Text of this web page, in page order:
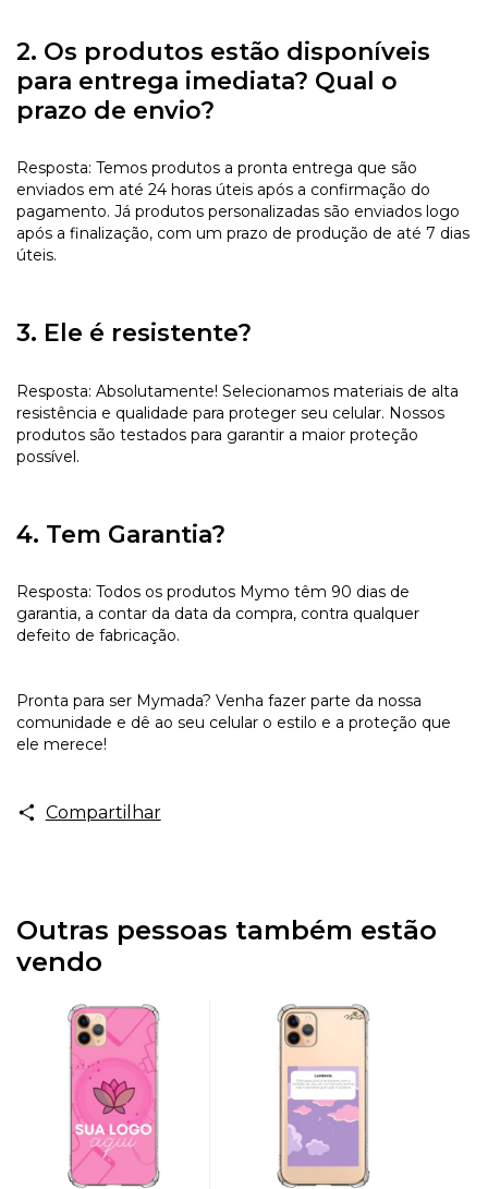
2. Os produtos estão disponíveis
para entrega imediata? Qual o
prazo de envio?
Resposta: Temos produtos a pronta entrega que são
enviados em até 24 horas úteis após a confirmação do
pagamento. Já produtos personalizadas são enviados logo
após a finalização, com um prazo de produção de até 7 dias
úteis.
3. Ele é resistente?
Resposta: Absolutamente! Selecionamos materiais de alta
resistência e qualidade para proteger seu celular. Nossos
produtos são testados para garantir a maior proteção
possível.
4. Tem Garantia?
Resposta: Todos os produtos Mymo têm 90 dias de
garantia, a contar da data da compra, contra qualquer
defeito de fabricação.
Pronta para ser Mymada? Venha fazer parte da nossa
comunidade e dê ao seu celular o estilo e a proteção que
ele merece!
Compartilhar
Outras pessoas também estão
vendo